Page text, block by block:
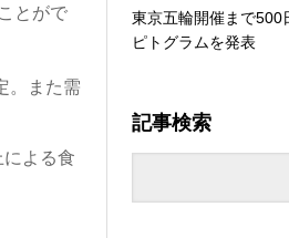
とがで
。また需
よる食
東京五輪開催まで
ピトグラムを発表
記事検索